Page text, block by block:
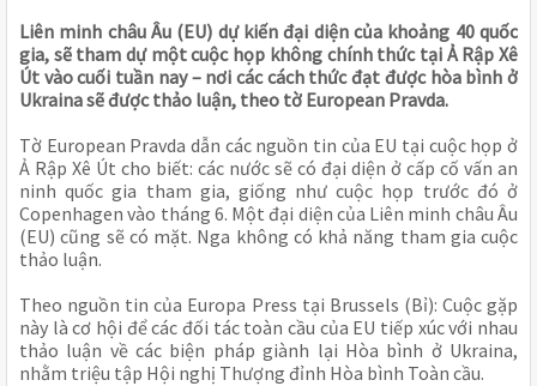
Liên minh châu Âu (EU) dự kiếnđại diện của khoảng 40 quốc
gia, sẽ tham dự một cuộc họp không chính thức tại Ả Rập Xê
Út vào cuối tuần nay – nơi các cách thức đạt được hòa bình ở
Ukraina sẽ được thảo luận, theo tờ European Pravda.
Tờ European Pravda dẫn các nguồn tin của EU tại cuộc họp ở
Ả Rập Xê Út cho biết: các nước sẽ có đại diện ở cấp cố vấn an
ninh quốc gia tham gia, giống như cuộc họp trước đó ở
Copenhagen vào tháng 6. Một đại diện của Liên minh châu Âu
(EU) cũng sẽ có mặt. Nga không có khả năng tham gia cuộc
thảo luận.
Theo nguồn tin của Europa Press tại Brussels (Bỉ): Cuộc gặp
này là cơ hội để các đối tác toàn cầu của EU tiếp xúc với nhau
thảo luận về các biện pháp giành lại Hòa bình ở Ukraina,
nhằm triệu tập Hội nghị Thượng đỉnh Hòa bình Toàn cầu.